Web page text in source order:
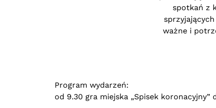
spotkań z
ważne i
Program wydarzeń:
od 9.30 gra miejska „Spisek